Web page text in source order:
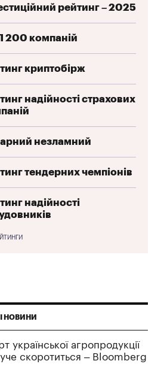
рейтинг – 2025
200 компаній
криптобірж
надійності страхових
незламний
тендерних чемпіонів
надійності
НОВИНИ
української агропродукції
скоротиться – Bloomberg